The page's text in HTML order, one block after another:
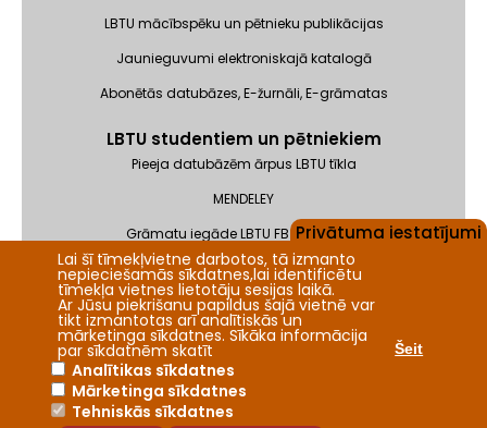
LBTU mācībspēku un pētnieku publikācijas
Jaunieguvumi elektroniskajā katalogā
Abonētās datubāzes, E-žurnāli, E-grāmatas
LBTU studentiem un pētniekiem
Pieeja datubāzēm ārpus LBTU tīkla
MENDELEY
Grāmatu iegāde LBTU FB krājumam
Pieteikums ISBN/ISSN saņemšanai
2026 © LBTU Fundamentālā bibliotēka
BIS “ALEPH500” Privātuma politika
Privātuma iestatījumi
Lai šī tīmekļvietne darbotos, tā izmanto
nepieciešamās sīkdatnes,lai identificētu
tīmekļa vietnes lietotāju sesijas laikā.
Ar Jūsu piekrišanu papildus šajā vietnē var
tikt izmantotas arī analītiskās un
mārketinga sīkdatnes. Sīkāka informācija
par sīkdatnēm skatīt Šeit
Analītikas sīkdatnes
Mārketinga sīkdatnes
Tehniskās sīkdatnes